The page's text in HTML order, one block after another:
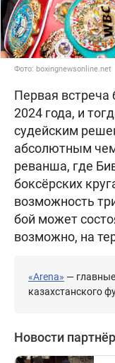
Фото: boxingnewsonline.net
Первая встреча
2024 года, и
судейским
абсолютным
реванша, где
боксёрских
возможность
бой может
возможно, на
«Arena» —
казахстанского